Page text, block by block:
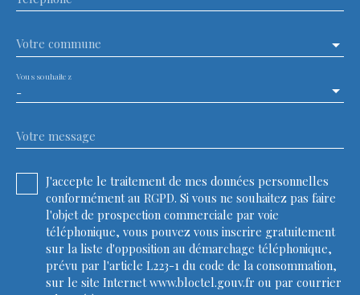
Votre commune
-
Vous souhaitez
Votre message
J'accepte le traitement de mes données personnelles
conformément au RGPD. Si vous ne souhaitez pas faire
l'objet de prospection commerciale par voie
téléphonique, vous pouvez vous inscrire gratuitement
sur la liste d'opposition au démarchage téléphonique,
prévu par l'article L223-1 du code de la consommation,
sur le site Internet www.bloctel.gouv.fr ou par courrier